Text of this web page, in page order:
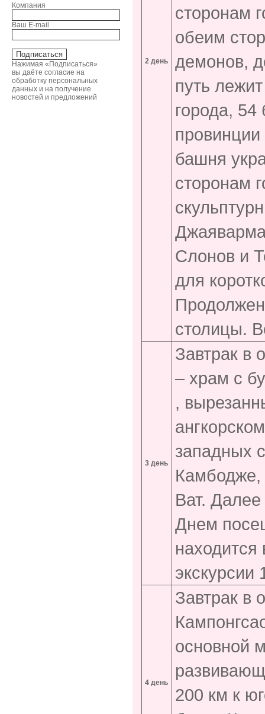
Компания
Ваш E-mail
Нажимая «Подписаться»
вы даёте согласие на
обработку персональных
данных и на получение
новостей и предложений
2 день
сторонам
обеим
демонов,
путь
города,
башня
сторонам
Слонов и
для
столицы.
3 день
Завтрак в
– храм с
,
западных
Камбодже,
Ват.
Днем
4 день
Завтрак в
основной
200 км к